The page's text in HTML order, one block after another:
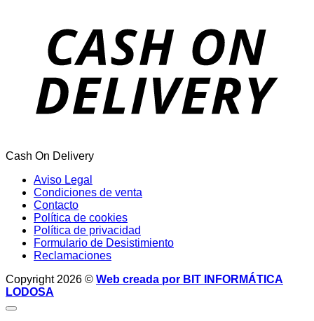
Cash On Delivery
Aviso Legal
Condiciones de venta
Contacto
Política de cookies
Política de privacidad
Formulario de Desistimiento
Reclamaciones
Copyright 2026 © Web creada por BIT INFORMÁTICA
LODOSA